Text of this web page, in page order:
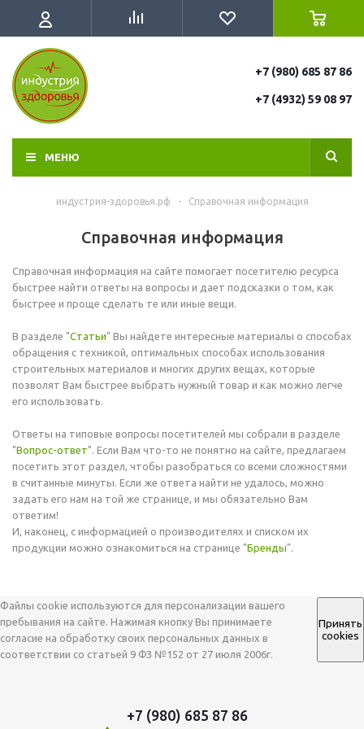
+7 (980) 685 87 86
+7 (4932) 59 08 97
МЕНЮ
индустрия-здоровья.рф - Справочная информация
Справочная информация
Справочная информация на сайте помогает посетителю ресурса
быстрее найти ответы на вопросы и дает подсказки о том, как
быстрее и проще сделать те или иные вещи.
В разделе "Статьи" Вы найдете интересные материалы о способах
обращения с техникой, оптимальных способах использования
строительных материалов и многих других вещах, которые
позволят Вам быстрее выбрать нужный товар и как можно легче
его использовать.
Ответы на типовые вопросы посетителей мы собрали в разделе
"Вопрос-ответ". Если Вам что-то не понятно на сайте, предлагаем
посетить этот раздел, чтобы разобраться со всеми сложностями
в считанные минуты. Если же ответа найти не удалось, можно
задать его нам на той же странице, и мы обязательно Вам
ответим!
И, наконец, с информацией о производителях и списком их
продукции можно ознакомиться на странице "Бренды".
Файлы cookie используются для персонализации вашего
пребывания на сайте. Нажимая кнопку Вы принимаете
согласие на обработку своих персональных данных в
соответствии со статьей 9 ФЗ №152 от 27 июля 2006г.
Принять
cookies
+7 (980) 685 87 86